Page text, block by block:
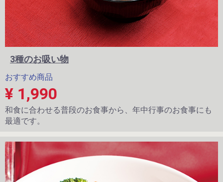
3種のお吸い物
おすすめ商品
¥ 1,990
和食に合わせる普段のお食事から、年中行事のお食事にも
最適です。